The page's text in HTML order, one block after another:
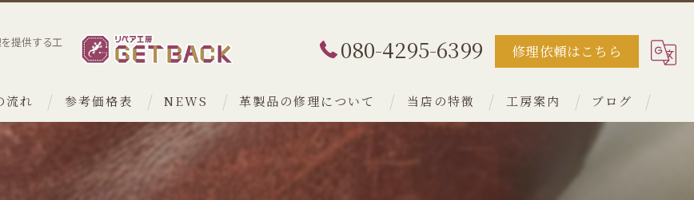
提供する工
080-4295-6399 修理依頼はこちら
流れ 参考価格表 NEWS 革製品の修理について 当店の特徴 工房案内 ブログ